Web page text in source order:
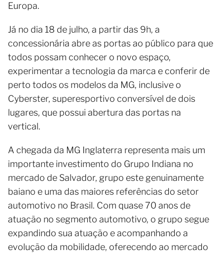
Europa.
Já no dia 18 de julho, a partir das 9h, a
concessionária abre as portas ao público para que
todos possam conhecer o novo espaço,
experimentar a tecnologia da marca e conferir de
perto todos os modelos da MG, inclusive o
Cyberster, superesportivo conversível de dois
lugares, que possui abertura das portas na
vertical.
A chegada da MG Inglaterra representa mais um
importante investimento do Grupo Indiana no
mercado de Salvador, grupo este genuinamente
baiano e uma das maiores referências do setor
automotivo no Brasil. Com quase 70 anos de
atuação no segmento automotivo, o grupo segue
expandindo sua atuação e acompanhando a
evolução da mobilidade, oferecendo ao mercado